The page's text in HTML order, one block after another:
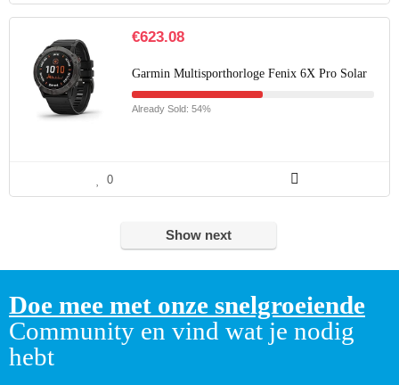
€623.08
Garmin Multisporthorloge Fenix 6X Pro Solar
Already Sold: 54%
0
Show next
Doe mee met onze snelgroeiende
Community en vind wat je nodig
hebt